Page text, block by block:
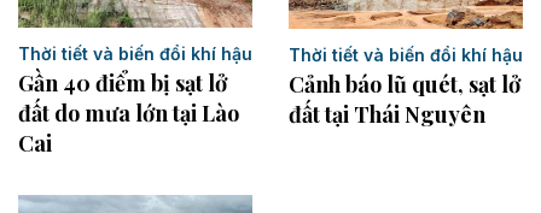
Thời tiết và biến đổi khí hậu
Gần 40 điểm bị sạt lở
đất do mưa lớn tại Lào
Cai
Thời tiết và biến đổi khí hậu
Cảnh báo lũ quét, sạt lở
đất tại Thái Nguyên ​